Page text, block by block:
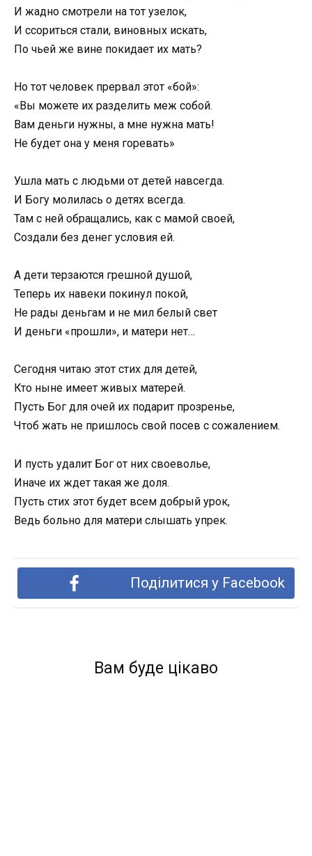
И жадно смотрели на тот узелок,
И ссориться стали, виновных искать,
По чьей же вине покидает их мать?
Но тот человек прервал этот «бой»:
«Вы можете их разделить меж собой.
Вам деньги нужны, а мне нужна мать!
Не будет она у меня горевать»
Ушла мать с людьми от детей навсегда.
И Богу молилась о детях всегда.
Там с ней обращались, как с мамой своей,
Создали без денег условия ей.
А дети терзаются грешной душой,
Теперь их навеки покинул покой,
Не рады деньгам и не мил белый свет
И деньги «прошли», и матери нет…
Сегодня читаю этот стих для детей,
Кто ныне имеет живых матерей.
Пусть Бог для очей их подарит прозренье,
Чтоб жать не пришлось свой посев с сожалением.
И пусть удалит Бог от них своеволье,
Иначе их ждет такая же доля.
Пусть стих этот будет всем добрый урок,
Ведь больно для матери слышать упрек.
Поділитися у Facebook
Вам буде цікаво